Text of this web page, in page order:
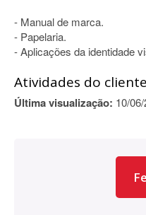
- Manual de marca.
- Papelaria.
- Aplicações da identidade
Atividades do
Última visualização: 10/